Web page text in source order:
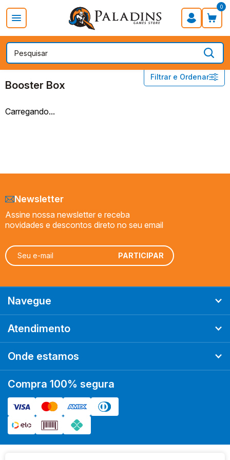
0
PROMOÇÃO DIA DOS PAIS Board Games Card Games
Filtrar e Ordenar
ONE PIECE CARD GAME
Booster Box
Booster Box
Z - A
Menor Preço
Novidades
Mais Relevantes
Marcas
Booster Box
Carregando...
Newsletter
Assine nossa newsletter e receba
novidades e descontos direto no seu email
Navegue
Atendimento
Onde estamos
Compra 100% segura